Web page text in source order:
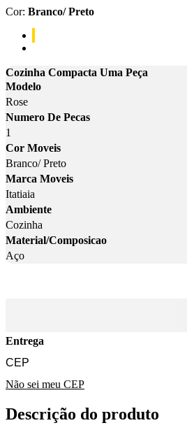
Cor: Branco/ Preto
Cozinha Compacta Uma Peça
Modelo
Rose
Numero De Pecas
1
Cor Moveis
Branco/ Preto
Marca Moveis
Itatiaia
Ambiente
Cozinha
Material/Composicao
Aço
Entrega
Não sei meu CEP
Descrição do produto